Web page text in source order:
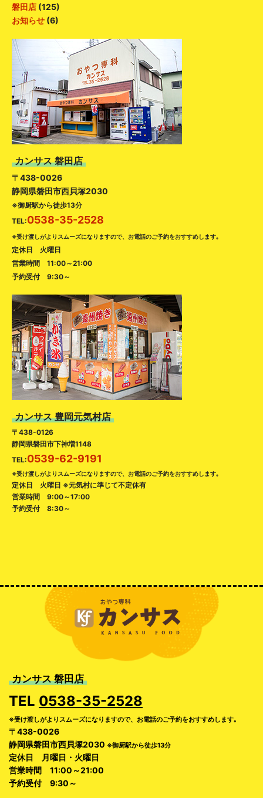
磐田店 (125)
お知らせ (6)
カンサス 磐田店
〒438-0026
静岡県磐田市西貝塚2030
※御厨駅から徒歩13分
TEL:0538-35-2528
※受け渡しがよりスムーズになりますので、お電話のご予約をおすすめします｡
定休日 火曜日
営業時間 11:00～21:00
予約受付 9:30～
カンサス 豊岡元気村店
〒438-0126
静岡県磐田市下神増1148
TEL:0539-62-9191
※受け渡しがよりスムーズになりますので、お電話のご予約をおすすめします｡
定休日 火曜日 ※元気村に準じて不定休有
営業時間 9:00～17:00
予約受付 8:30～
カンサス 磐田店
TEL 0538-35-2528
※受け渡しがよりスムーズになりますので、お電話のご予約をおすすめします｡
〒438-0026
静岡県磐田市西貝塚2030 ※御厨駅から徒歩13分
定休日 月曜日・火曜日
営業時間 11:00～21:00
予約受付 9:30～